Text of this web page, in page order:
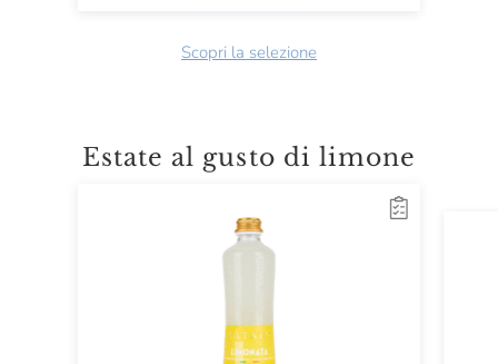
Scopri la selezione
Estate al gusto di limone